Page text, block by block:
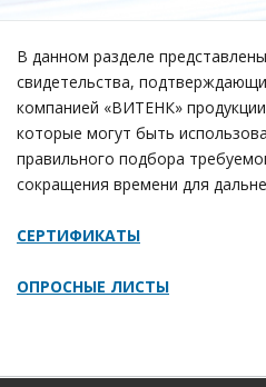
В данном разделе
свидетельства,
компанией «ВИТЕНК»
которые могут быть
правильного подбора
сокращения времени для
СЕРТИФИКАТЫ
ОПРОСНЫЕ ЛИСТЫ